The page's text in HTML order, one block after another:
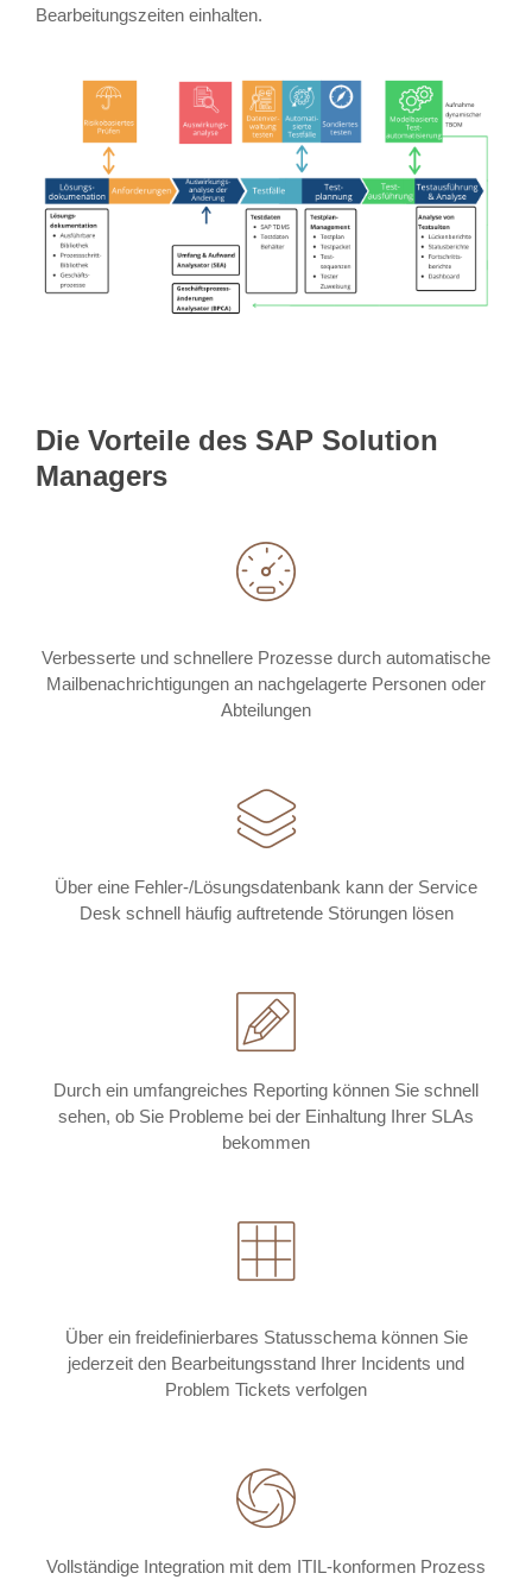
Bearbeitungszeiten einhalten.
Die Vorteile des SAP Solution
Managers
Verbesserte und schnellere Prozesse durch automatische
Mailbenachrichtigungen an nachgelagerte Personen oder
Abteilungen
Über eine Fehler-/Lösungsdatenbank kann der Service
Desk schnell häufig auftretende Störungen lösen
Durch ein umfangreiches Reporting können Sie schnell
sehen, ob Sie Probleme bei der Einhaltung Ihrer SLAs
bekommen
Über ein freidefinierbares Statusschema können Sie
jederzeit den Bearbeitungsstand Ihrer Incidents und
Problem Tickets verfolgen
Vollständige Integration mit dem ITIL-konformen Prozess